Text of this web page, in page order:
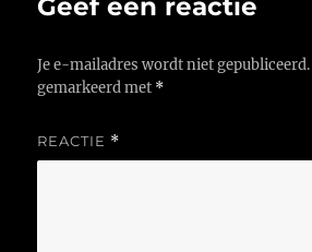
Geef een reactie
Je e-mailadres wordt niet gepubliceerd.
gemarkeerd met *
REACTIE *